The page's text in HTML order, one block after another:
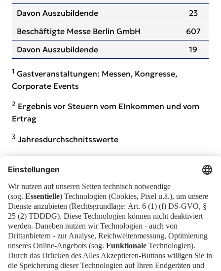
Davon Auszubildende
23
Beschäftigte Messe Berlin GmbH
607
Davon Auszubildende
19
1 Gastveranstaltungen: Messen, Kongresse,
Corporate Events
2 Ergebnis vor Steuern vom EInkommen und vom
Ertrag
3 Jahresdurchschnitsswerte
Geschäftsbericht Messe Berlin GmbH
2025
Entsprechenserklärung 2025
Archiv